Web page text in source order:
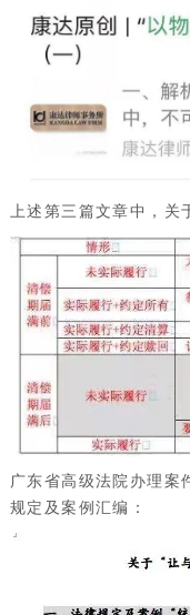
上述第三篇文章中，关
广东省高级法院办理案
规定及案例汇编：